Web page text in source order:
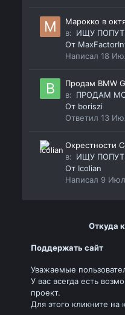
Марокко в
в: ИЩУ
От
Написал18
Продам BMW
в: ПРОДАМ
От boriszi
Ответил13
Окрестности
в: ИЩУ
От Icolian
Написал 9
Откуда
Поддержать сайт
Уважаемые
У вас всегда есть
проект.
Для этого кликните на